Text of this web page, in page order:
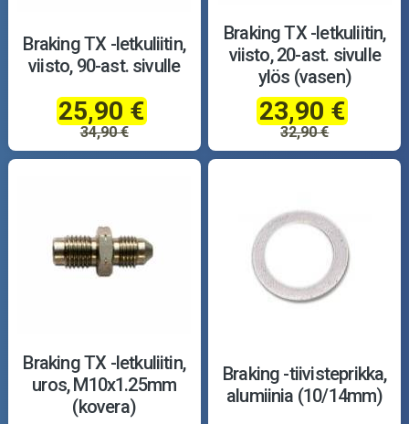
Braking TX -letkuliitin,
viisto, 90-ast. sivulle
25,90 €
34,90 €
Braking TX -letkuliitin,
viisto, 20-ast. sivulle
ylös (vasen)
23,90 €
32,90 €
Braking TX -letkuliitin,
uros, M10x1.25mm
(kovera)
Braking -tiivisteprikka,
alumiinia (10/14mm)